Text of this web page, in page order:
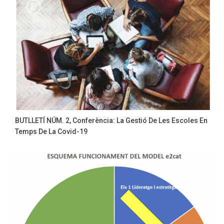
BUTLLETÍ NÚM. 2, Conferència: La Gestió De Les Escoles En
Temps De La Covid-19